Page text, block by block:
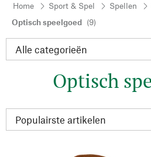
Home Sport & Spel Spellen
Optisch speelgoed (9)
Optisch